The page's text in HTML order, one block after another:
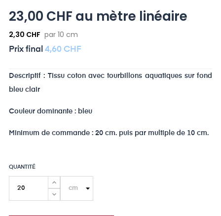
23,00 CHF au mètre linéaire
2,30 CHF par 10 cm
Prix ​​final 4,60 CHF
Descriptif : Tissu coton avec tourbillons aquatiques sur fond
bleu clair
Couleur dominante : bleu
Minimum de commande : 20 cm. puis par multiple de 10 cm.
QUANTITÉ